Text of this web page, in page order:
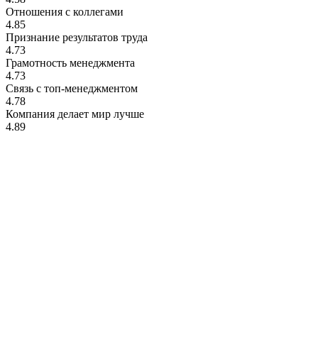
Отношения с коллегами
4.85
Признание результатов труда
4.73
Грамотность менеджмента
4.73
Связь с топ-менеджментом
4.78
Компания делает мир лучше
4.89